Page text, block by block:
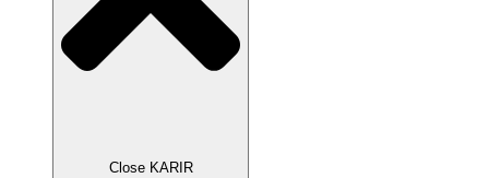
Close KARIR